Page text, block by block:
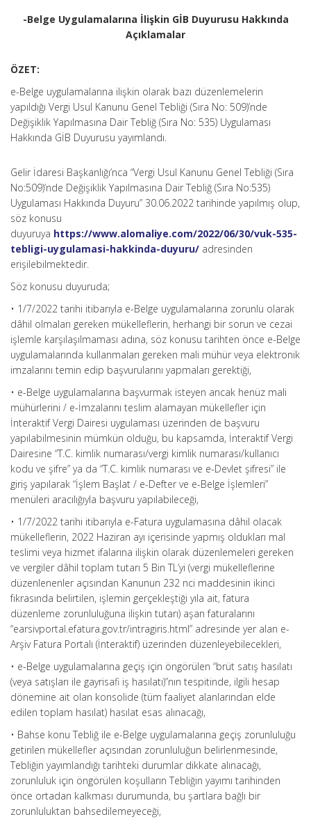
-Belge Uygulamalarına İlişkin GİB Duyurusu Hakkında
Açıklamalar
ÖZET:
e-Belge uygulamalarına ilişkin olarak bazı düzenlemelerin
yapıldığı Vergi Usul Kanunu Genel Tebliği (Sıra No: 509)’nde
Değişiklik Yapılmasına Dair Tebliğ (Sıra No: 535) Uygulaması
Hakkında GİB Duyurusu yayımlandı.
Gelir İdaresi Başkanlığı’nca “Vergi Usul Kanunu Genel Tebliği (Sıra
No:509)’nde Değişiklik Yapılmasına Dair Tebliğ (Sıra No:535)
Uygulaması Hakkında Duyuru” 30.06.2022 tarihinde yapılmış olup,
söz konusu
duyuruya https://www.alomaliye.com/2022/06/30/vuk-535-
tebligi-uygulamasi-hakkinda-duyuru/ adresinden
erişilebilmektedir.
Söz konusu duyuruda;
• 1/7/2022 tarihi itibarıyla e-Belge uygulamalarına zorunlu olarak
dâhil olmaları gereken mükelleflerin, herhangi bir sorun ve cezai
işlemle karşılaşılmaması adına, söz konusu tarihten önce e-Belge
uygulamalarında kullanmaları gereken mali mühür veya elektronik
imzalarını temin edip başvurularını yapmaları gerektiği,
• e-Belge uygulamalarına başvurmak isteyen ancak henüz mali
mühürlerini / e-İmzalarını teslim alamayan mükellefler için
İnteraktif Vergi Dairesi uygulaması üzerinden de başvuru
yapılabilmesinin mümkün olduğu, bu kapsamda, İnteraktif Vergi
Dairesine “T.C. kimlik numarası/vergi kimlik numarası/kullanıcı
kodu ve şifre” ya da “T.C. kimlik numarası ve e-Devlet şifresi” ile
giriş yapılarak “İşlem Başlat / e-Defter ve e-Belge İşlemleri”
menüleri aracılığıyla başvuru yapılabileceği,
• 1/7/2022 tarihi itibarıyla e-Fatura uygulamasına dâhil olacak
mükelleflerin, 2022 Haziran ayı içerisinde yapmış oldukları mal
teslimi veya hizmet ifalarına ilişkin olarak düzenlemeleri gereken
ve vergiler dâhil toplam tutarı 5 Bin TL’yi (vergi mükelleflerine
düzenlenenler açısından Kanunun 232 nci maddesinin ikinci
fıkrasında belirtilen, işlemin gerçekleştiği yıla ait, fatura
düzenleme zorunluluğuna ilişkin tutarı) aşan faturalarını
“earsivportal.efatura.gov.tr/intragiris.html” adresinde yer alan e-
Arşiv Fatura Portalı (İnteraktif) üzerinden düzenleyebilecekleri,
• e-Belge uygulamalarına geçiş için öngörülen “brüt satış hasılatı
(veya satışları ile gayrisafi iş hasılatı)”nın tespitinde, ilgili hesap
dönemine ait olan konsolide (tüm faaliyet alanlarından elde
edilen toplam hasılat) hasılat esas alınacağı,
• Bahse konu Tebliğ ile e-Belge uygulamalarına geçiş zorunluluğu
getirilen mükellefler açısından zorunluluğun belirlenmesinde,
Tebliğin yayımlandığı tarihteki durumlar dikkate alınacağı,
zorunluluk için öngörülen koşulların Tebliğin yayımı tarihinden
önce ortadan kalkması durumunda, bu şartlara bağlı bir
zorunluluktan bahsedilemeyeceği,